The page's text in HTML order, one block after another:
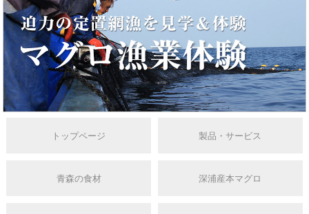
トップページ 製品・サービス
青森の食材 深浦産本マグロ